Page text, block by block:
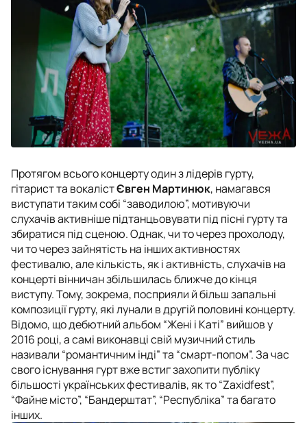
Протягом всього концерту один з лідерів гурту,
гітарист та вокалістЄвген Мартинюк, намагався
виступати таким собі “заводилою”, мотивуючи
слухачів активніше підтанцьовувати під пісні гурту та
збиратися під сценою. Однак, чи то через прохолоду,
чи то через зайнятість на інших активностях
фестивалю, але кількість, як і активність, слухачів на
концерті вінничан збільшилась ближче до кінця
виступу. Тому, зокрема, посприяли й більш запальні
композиції гурту, які лунали в другій половині концерту.
Відомо, що дебютний альбом “Жені і Каті” вийшов у
2016 році, а самі виконавці свій музичний стиль
називали “романтичним інді” та “смарт-попом”. За час
свого існування гурт вже встиг захопити публіку
більшості українських фестивалів, як то “Zaxidfest”,
“Файне місто”, “Бандерштат”, “Республіка” та багато
інших.